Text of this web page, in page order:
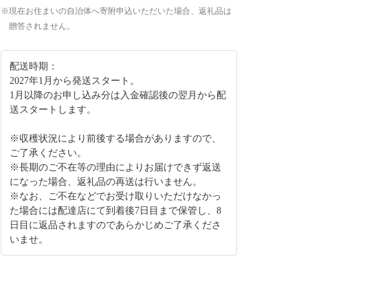
現在お住まいの自治体へ寄附申込いただいた場合、返礼品は
贈答されません。
配送時期：
2027年1月から発送スタート。
1月以降のお申し込み分は入金確認後の翌月から配
送スタートします。
※収穫状況により前後する場合がありますので、
ご了承ください。
※長期のご不在等の理由によりお届けできず返送
になった場合、返礼品の再送は行いません。
※なお、ご不在などでお受け取りいただけなかっ
た場合には配達店にて到着後7日目まで保管し、8
日目に返品されますのであらかじめご了承くださ
いませ。